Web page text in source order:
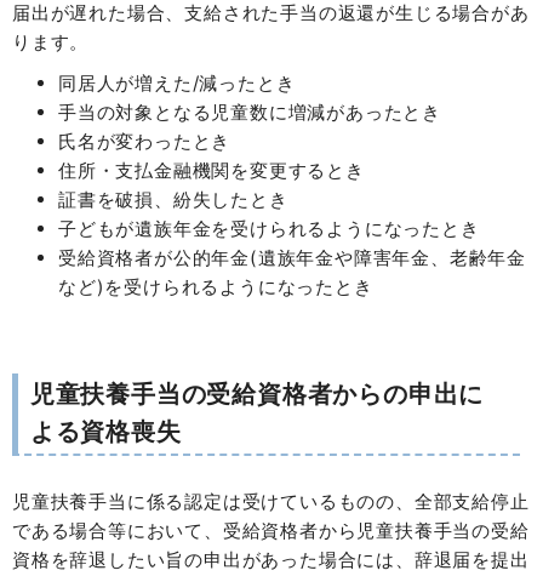
届出が遅れた場合、支給された手当の返還が生じる場合があ
ります。
同居人が増えた/減ったとき
手当の対象となる児童数に増減があったとき
氏名が変わったとき
住所・支払金融機関を変更するとき
証書を破損、紛失したとき
子どもが遺族年金を受けられるようになったとき
受給資格者が公的年金(遺族年金や障害年金、老齢年金
など)を受けられるようになったとき
児童扶養手当の受給資格者からの申出に
よる資格喪失
児童扶養手当に係る認定は受けているものの、全部支給停止
である場合等において、受給資格者から児童扶養手当の受給
資格を辞退したい旨の申出があった場合には、辞退届を提出